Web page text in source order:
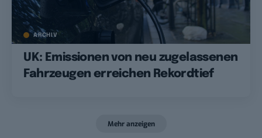
ARCHIV
UK: Emissionen von neu zugelassenen
Fahrzeugen erreichen Rekordtief
Mehr anzeigen